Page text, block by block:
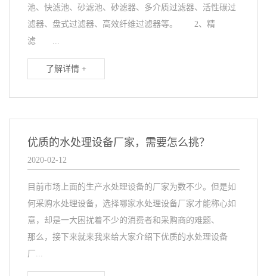
池、快滤池、砂滤池、砂滤器、多介质过滤器、活性碳过
滤器、盘式过滤器、高效纤维过滤器等。 2、精
滤 ...
了解详情 +
优质的水处理设备厂家，需要怎么挑？
2020-02-12
目前市场上面的生产水处理设备的厂家为数不少。但是如
何采购水处理设备，选择哪家水处理设备厂家才能称心如
意，却是一大困扰着不少的消费者和采购商的难题、
那么，接下来就来我来给大家介绍下优质的水处理设备
厂...